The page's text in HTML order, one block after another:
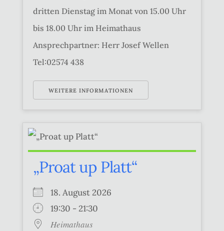
dritten Dienstag im Monat von 15.00 Uhr
bis 18.00 Uhr im Heimathaus
Ansprechpartner: Herr Josef Wellen
Tel:02574 438
WEITERE INFORMATIONEN
„Proat up Platt“
18. August 2026
19:30 - 21:30
Heimathaus